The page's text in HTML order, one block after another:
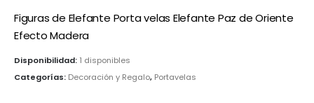
Figuras de Elefante Porta velas Elefante Paz de Oriente
Efecto Madera
Disponibilidad: 1 disponibles
Categorías: Decoración y Regalo, Portavelas